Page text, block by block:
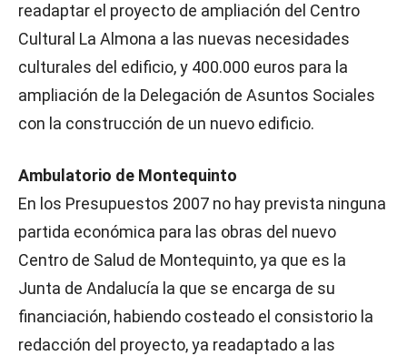
readaptar el proyecto de ampliación del Centro
Cultural La Almona a las nuevas necesidades
culturales del edificio, y 400.000 euros para la
ampliación de la Delegación de Asuntos Sociales
con la construcción de un nuevo edificio.
Ambulatorio de Montequinto
En los Presupuestos 2007 no hay prevista ninguna
partida económica para las obras del nuevo
Centro de Salud de Montequinto, ya que es la
Junta de Andalucía la que se encarga de su
financiación, habiendo costeado el consistorio la
redacción del proyecto, ya readaptado a las